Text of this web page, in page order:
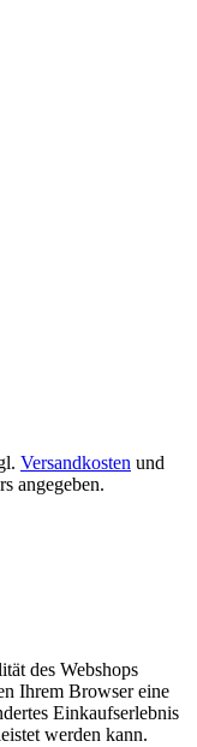
Versandkosten und
angegeben.
des Webshops
Ihrem Browser eine
Einkaufserlebnis
werden kann.